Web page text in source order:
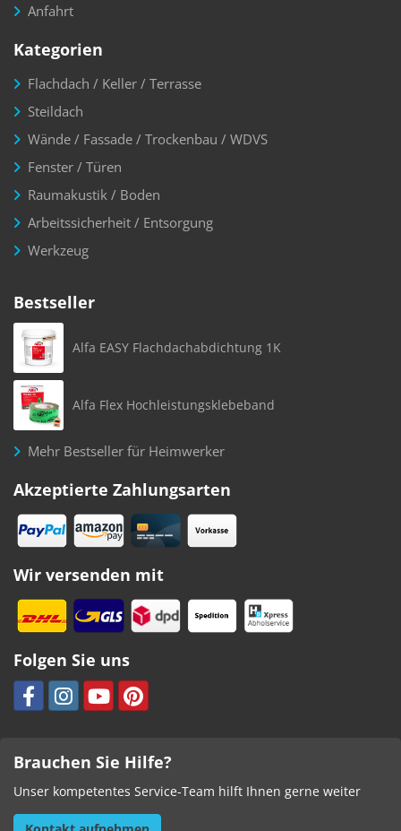
Anfahrt
Kategorien
Flachdach / Keller / Terrasse
Steildach
Wände / Fassade / Trockenbau / WDVS
Fenster / Türen
Raumakustik / Boden
Arbeitssicherheit / Entsorgung
Werkzeug
Bestseller
Alfa EASY Flachdachabdichtung 1K
Alfa Flex Hochleistungsklebeband
Mehr Bestseller für Heimwerker
Akzeptierte Zahlungsarten
Wir versenden mit
Folgen Sie uns
Brauchen Sie Hilfe?
Unser kompetentes Service-Team hilft Ihnen gerne weiter